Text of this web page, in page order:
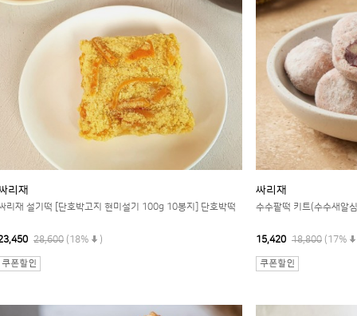
리재
리재 설기떡 [단호박고지 현미설기 100g 10봉지] 단호박떡
28,600 (18% )
싸리재
수수팥떡 키트(수수새알
15,420 18,800 (17%